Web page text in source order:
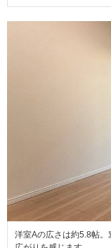
洋室Aの広さは約5.8帖